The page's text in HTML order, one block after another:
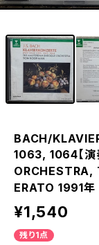
BACH/
1063, 1064【
ORCHESTRA,
ERATO 1991年
¥1,540
残り1点